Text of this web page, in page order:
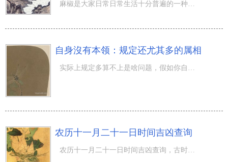
麻椒是大家日常日常生活十分普遍的一种食材，针对爱吃辣椒的四川及重庆市盆友，麻椒是不可或缺的一道美味可
自身沒有本领：规定还尤其多的属相
农历十一月二十一日时间吉凶查询